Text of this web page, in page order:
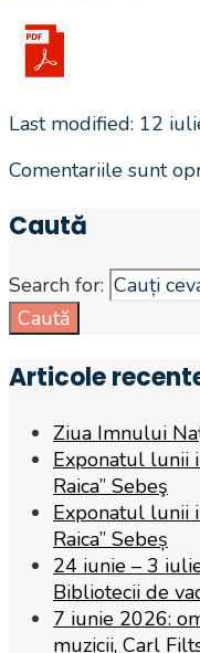
Last modified: 12
Comentariile sunt
Caută
Search for:
Caută
Articole
Ziua Imnului
Exponatul lunii
Raica” Sebeş
Exponatul lunii
Raica” Sebeș
24 iunie – 3
Bibliotecii de
7 iunie 2026:
muzicii, Carl